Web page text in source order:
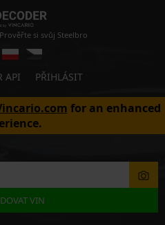
Prověřte si svůj Steelbro
API PŘIHLÁSIT
for an enhanced
VIN